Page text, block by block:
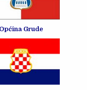
Općina Grude